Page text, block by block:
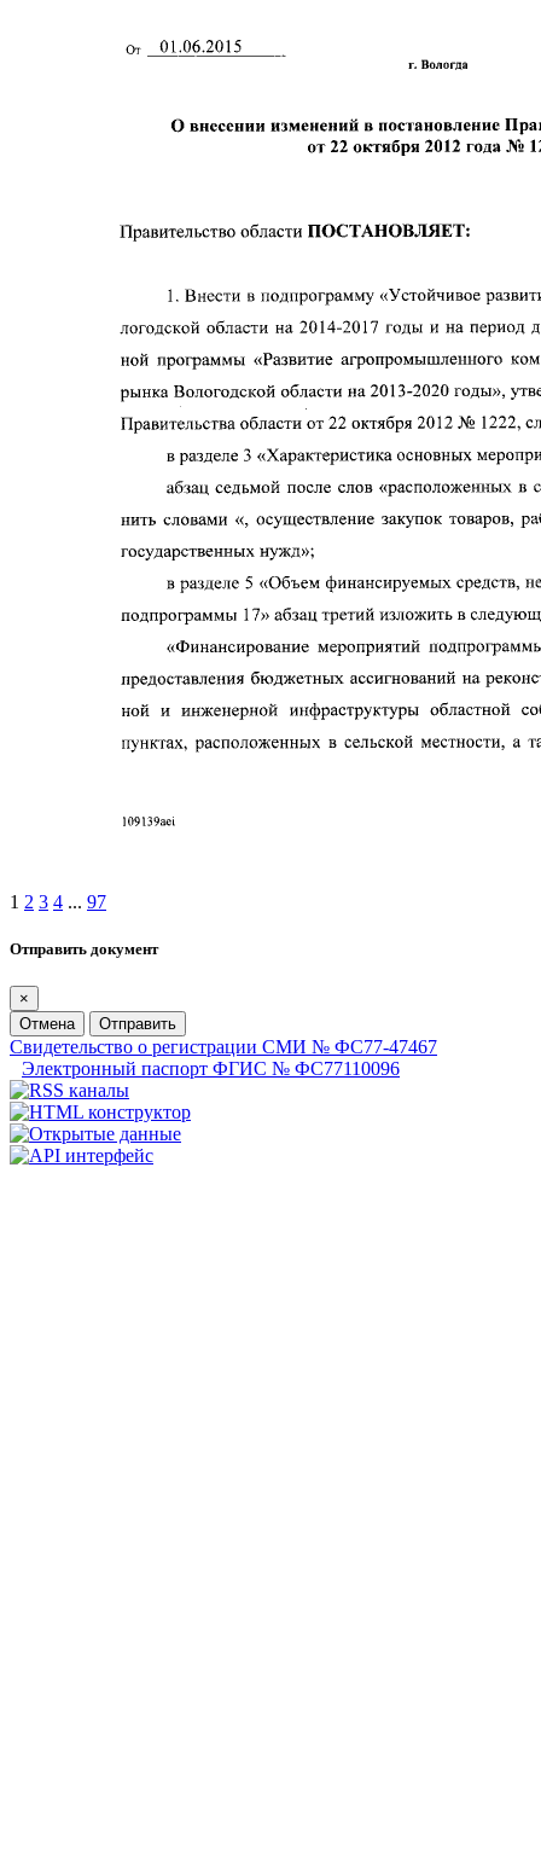
1 2 3 4 ... 97
Отправить документ
×
Отмена
Отправить
Свидетельство о регистрации СМИ № ФС77-47467
Электронный паспорт ФГИС № ФС77110096